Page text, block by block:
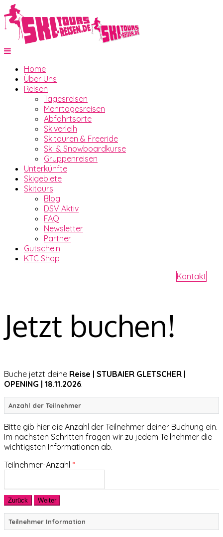
Home
Über Uns
Reisen
Tagesreisen
Mehrtagesreisen
Abfahrtsorte
Skiverleih
Skitouren & Freeride
Ski & Snowboardkurse
Gruppenreisen
Unterkünfte
Skigebiete
Skitours
Blog
DSV Aktiv
FAQ
Newsletter
Partner
Gutschein
KTC Shop
Kontakt
Jetzt buchen!
Buche jetzt deine Reise | STUBAIER GLETSCHER |
OPENING | 18.11.2026.
Anzahl der Teilnehmer
Bitte gib hier die Anzahl der Teilnehmer deiner Buchung ein.
Im nächsten Schritten fragen wir zu jedem Teilnehmer die
wichtigsten Informationen ab.
Teilnehmer-Anzahl *
Teilnehmer Information